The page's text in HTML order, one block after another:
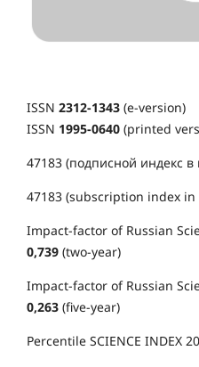
ISSN 2312-1343 (e-version)
ISSN 1995-0640 (printed
47183 (подписной индекс в
47183 (subscription index in
Impact-factor of Russian
0,739 (two-year)
Impact-factor of Russian
0,263 (five-year)
Percentile SCIENCE INDEX